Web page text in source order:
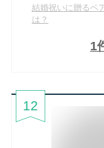
結婚祝いに贈るペ
は？
1
12